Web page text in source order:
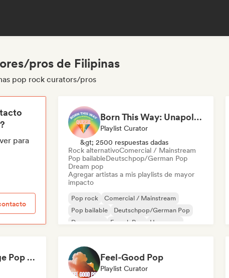
pros de Filipinas
pop rock curators/pros
para
Born This Way: Unapologetically Queer
Playlist Curator
&gt; 2500 respuestas dadas
Rock alternativoComercial / Mainstream
Pop bailableDeutschpop/German Pop
Dream pop
Agregar artistas a mis playlists de mayor
impacto
Pop rock
Comercial / Mainstream
Pop bailable
Deutschpop/German Pop
Dream pop
French Pop
Hyperpop
Not Your Average Pop 🛸 Art Pop, Alt-Pop & Indie Pop Feel-Good Pop
Playlist Curator